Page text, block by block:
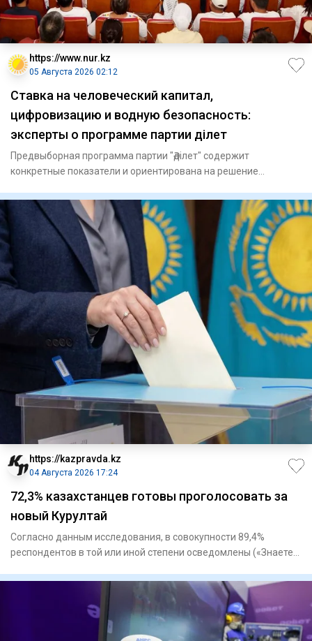
https://www.nur.kz
05 Августа 2026 02:12
Ставка на человеческий капитал,
цифровизацию и водную безопасность:
эксперты о программе партии Әділет
Предвыборная программа партии "Әділет" содержит
конкретные показатели и ориентирована на решение
https://kazpravda.kz
04 Августа 2026 17:24
72,3% казахстанцев готовы проголосовать за
новый Курултай
Согласно данным исследования, в совокупности 89,4%
респондентов в той или иной степени осведомлены («Знаете